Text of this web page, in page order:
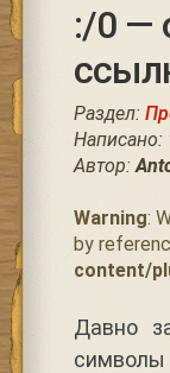
:/0 —
Раздел:
Написано:
Автор:
Warning:
by
content/
Давно
символы